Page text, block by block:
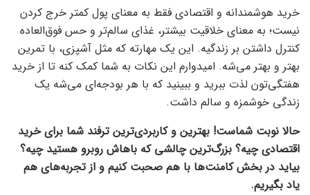
خرید هوشمندانه و اقتصادی فقط به معنای پول کمتر خرج کردن
نیست؛ به معنای خلاقیت بیشتر، غذای سالم‌تر و حس فوق‌العاده
کنترل داشتن بر زندگیه. این یک مهارته که مثل آشپزی، با تمرین
بهتر و بهتر می‌شه. امیدوارم این نکات به شما کمک کنه تا از خرید
هفتگی‌تون لذت ببرید و ببینید که با هر بودجه‌ای می‌شه یک
زندگی خوشمزه و سالم داشت.
حالا نوبت شماست! بهترین و کاربردی‌ترین ترفند شما برای خرید
اقتصادی چیه؟ بزرگ‌ترین چالشی که باهاش روبرو هستید چیه؟
بیاید در بخش کامنت‌ها با هم صحبت کنیم و از تجربه‌های هم
یاد بگیریم.